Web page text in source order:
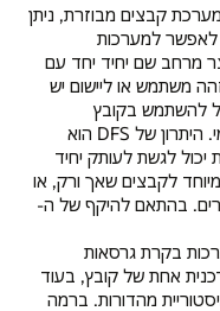
קבצים מבוזרת, ניתן
למערכות
מרחב שם יחיד יחד עם
משתמש או ליישום יש
להשתמש בקובץ
במערכת מבוזרת ממש כאילו היה מקומי. היתרון של DFS הוא
לגשת לעותק יחיד
לקבצים שאך ורק, או
בהתאם להיקף של ה-
בקרת גרסאות
אחת של קובץ, בעוד
מהדורות. ברמה